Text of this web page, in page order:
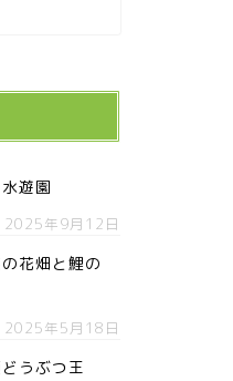
遊園
2025年9月12日
花畑と鯉の
2025年5月18日
うぶつ王